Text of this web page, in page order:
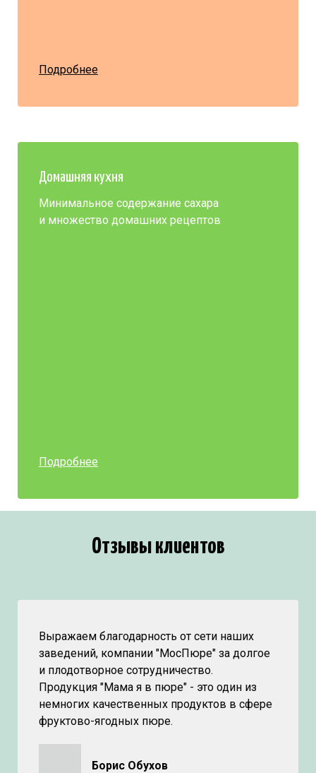
Подробнее
Домашняя кухня
Минимальное содержание сахара
и множество домашних рецептов
Подробнее
Отзывы клиентов
Выражаем благодарность от сети наших
заведений, компании "МосПюре" за долгое
и плодотворное сотрудничество.
Продукция "Мама я в пюре" - это один из
немногих качественных продуктов в сфере
фруктово-ягодных пюре.
Борис Обухов